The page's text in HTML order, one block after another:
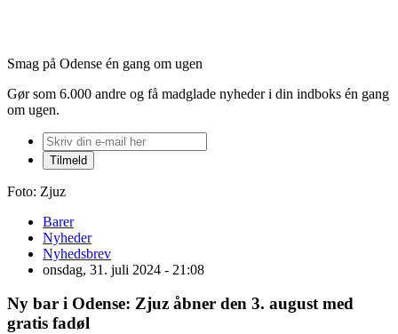
Smag på Odense én gang om ugen
Gør som 6.000 andre og få madglade nyheder i din indboks én gang
om ugen.
Foto: Zjuz
Barer
Nyheder
Nyhedsbrev
onsdag, 31. juli 2024 - 21:08
Ny bar i Odense: Zjuz åbner den 3. august med
gratis fadøl